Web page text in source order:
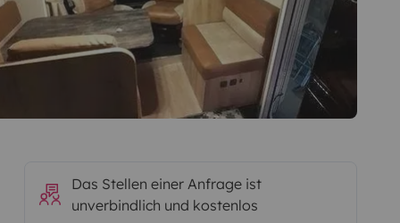
Das Stellen einer Anfrage ist
unverbindlich und kostenlos